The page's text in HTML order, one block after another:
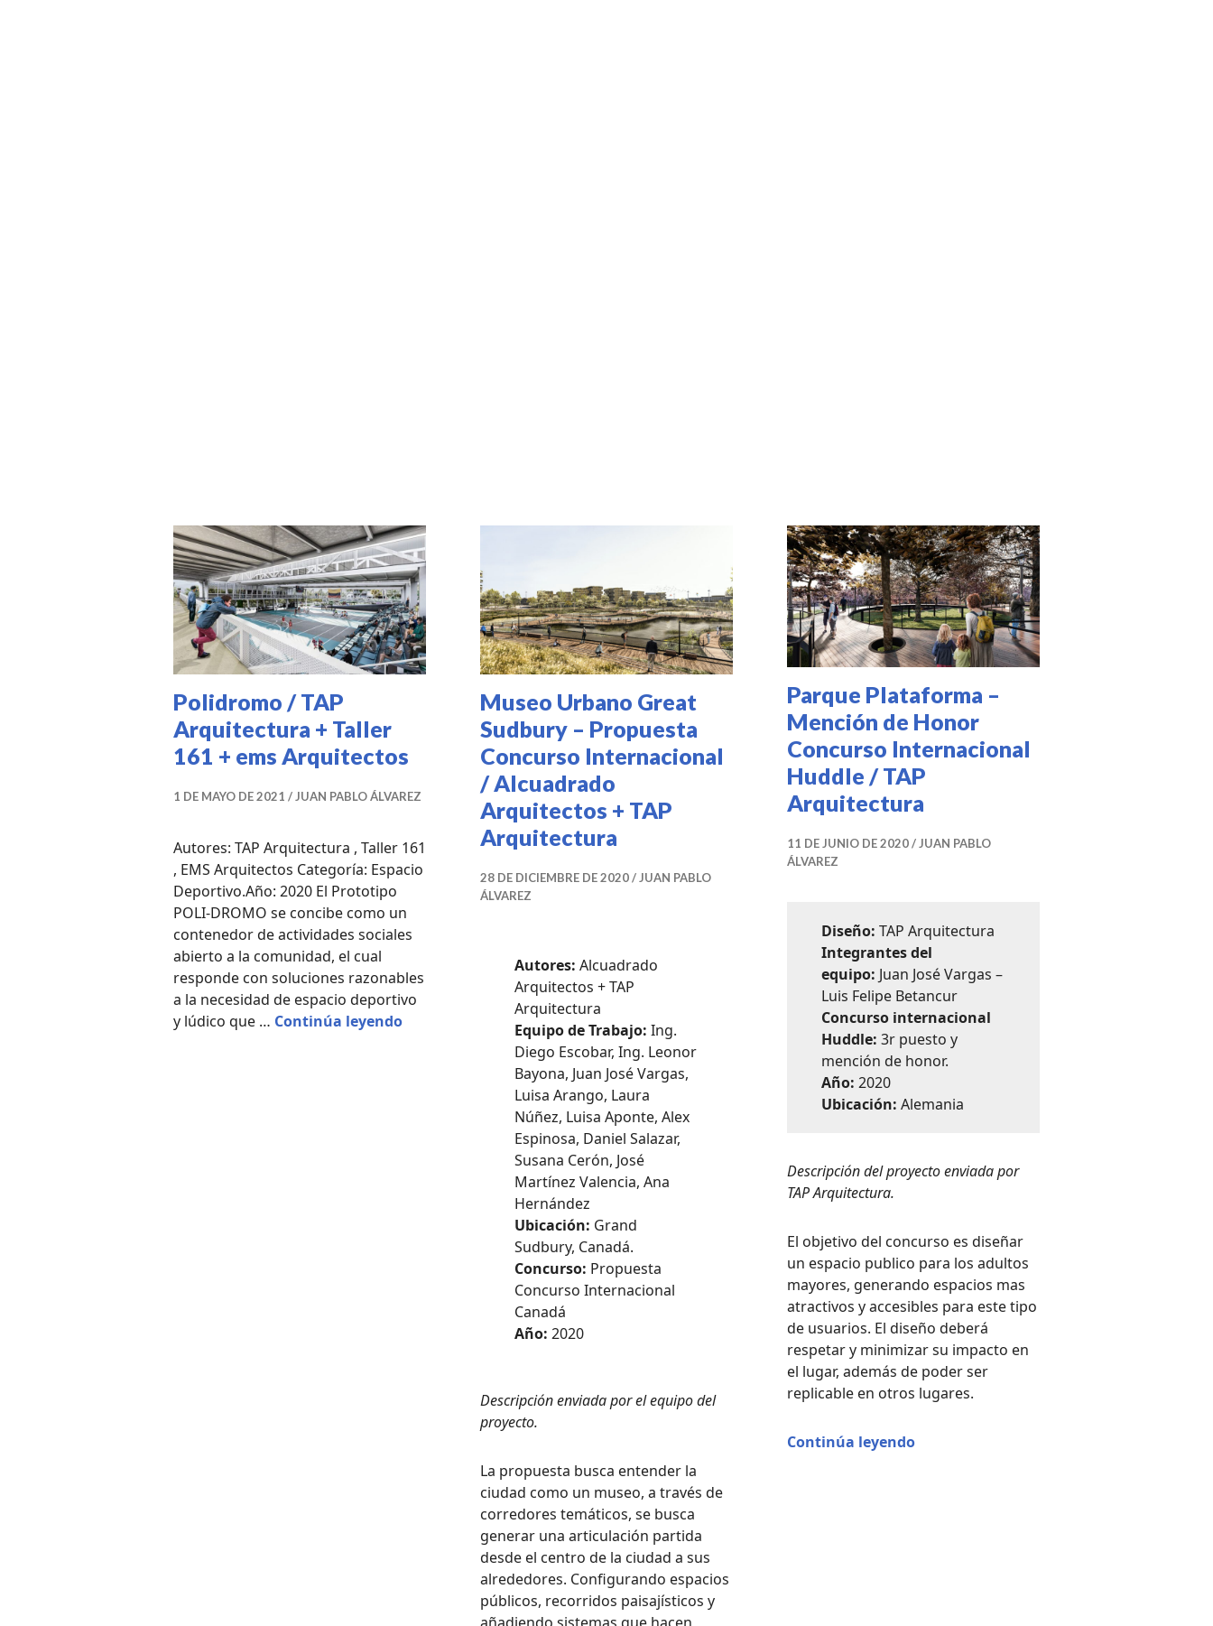
DEPORTIVOS,
PROYECTOS,
PUBLICACIONES
DESTACADAS,
UNCATEGORIZED
Polidromo / TAP
Arquitectura + Taller
161 + ems Arquitectos
1 DE MAYO DE 2021 JUAN PABLO ÁLVAREZ
Autores: TAP Arquitectura , Taller 161
, EMS Arquitectos Categoría: Espacio
Deportivo.Año: 2020 El Prototipo
POLI-DROMO se concibe como un
contenedor de actividades sociales
abierto a la comunidad, el cual
responde con soluciones razonables
a la necesidad de espacio deportivo
y lúdico que … Continúa leyendoPolidromo / TAP Arquitectura + Taller 161 + ems Arquitectos
DESTACADAS
UNCATEGORIZED
Museo Urbano Great
Sudbury – Propuesta
Concurso Internacional
/ Alcuadrado
Arquitectos + TAP
Arquitectura
28 DE DICIEMBRE DE 2020
JUAN PABLO
ÁLVAREZ
Autores: Alcuadrado
Arquitectos + TAP
Arquitectura
Equipo de Trabajo: Ing.
Diego Escobar, Ing. Leonor
Bayona, Juan José Vargas,
Luisa Arango, Laura
Núñez, Luisa Aponte, Alex
Espinosa, Daniel Salazar,
Susana Cerón, José
Martínez Valencia, Ana
Hernández
Ubicación: Grand
Sudbury, Canadá.
Concurso: Propuesta
Concurso Internacional
Canadá
Año: 2020
Descripción enviada por el equipo del
proyecto.
La propuesta busca entender la
ciudad como un museo, a través de
corredores temáticos, se busca
generar una articulación partida
desde el centro de la ciudad a sus
alrededores. Configurando espacios
públicos, recorridos paisajísticos y
PROFESIONALES
Parque Plataforma –
Mención de Honor
Concurso Internacional
Huddle / TAP
Arquitectura
11 DE JUNIO DE 2020
JUAN PABLO
ÁLVAREZ
Diseño: TAP Arquitectura
Integrantes del
equipo: Juan José Vargas –
Luis Felipe Betancur
Concurso internacional
Huddle: 3r puesto y
mención de honor.
Año: 2020
Ubicación: Alemania
Descripción del proyecto enviada por
TAP Arquitectura.
El objetivo del concurso es diseñar
un espacio publico para los adultos
mayores, generando espacios mas
atractivos y accesibles para este tipo
de usuarios. El diseño deberá
respetar y minimizar su impacto en
el lugar, además de poder ser
replicable en otros lugares.
Continúa leyendo“Parque Plataforma – Mención de